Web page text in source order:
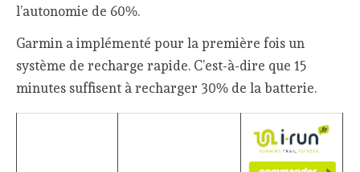
l’autonomie de 60%.
Garmin a implémenté pour la première fois un
système de recharge rapide. C’est-à-dire que 15
minutes suffisent à recharger 30% de la batterie.